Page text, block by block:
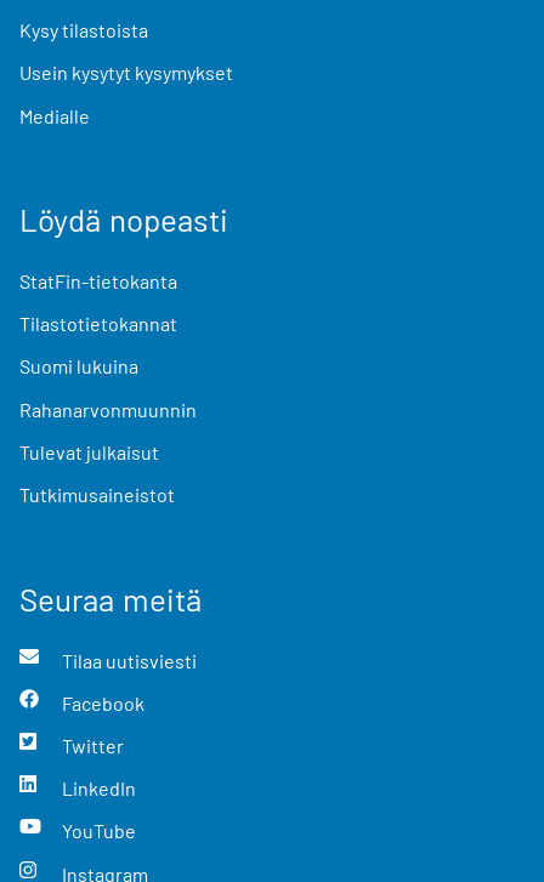
Kysy tilastoista
Usein kysytyt kysymykset
Medialle
Löydä nopeasti
StatFin-tietokanta
Tilastotietokannat
Suomi lukuina
Rahanarvonmuunnin
Tulevat julkaisut
Tutkimusaineistot
Seuraa meitä
Tilaa uutisviesti
Facebook
Twitter
LinkedIn
YouTube
Instagram